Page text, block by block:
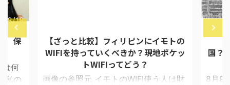
8/18
保
は何
私の
【ざっと比較】フィリピンにイモトの
WIFIを持っていくべきか？現地ポケッ
トWIFIってどう？
画像の参照元 イモトのWIFI使う人は財
【
国？
8月9